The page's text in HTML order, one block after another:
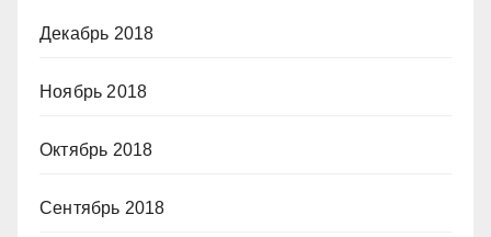
Декабрь 2018
Ноябрь 2018
Октябрь 2018
Сентябрь 2018